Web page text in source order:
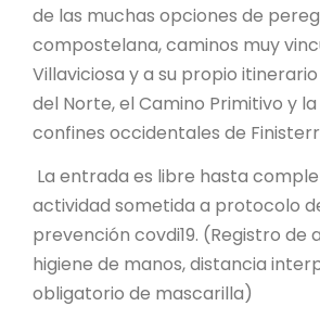
de las muchas opciones de
compostelana, caminos muy
Villaviciosa y a su propio
del Norte, el Camino Primitivo y
confines occidentales de
La entrada es libre hasta
actividad sometida a protocolo
prevención covdi19. (Registro de
higiene de manos, distancia
obligatorio de mascarilla)